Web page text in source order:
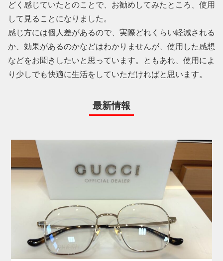
どく感じていたとのことで、お勧めしてみたところ、使用
して見ることになりました。
感じ方には個人差があるので、実際どれくらい軽減される
か、効果があるのかなどはわかりませんが、使用した感想
などをお聞きしたいと思っています。ともあれ、使用によ
り少しでも快適に生活をしていただければと思います。
最新情報